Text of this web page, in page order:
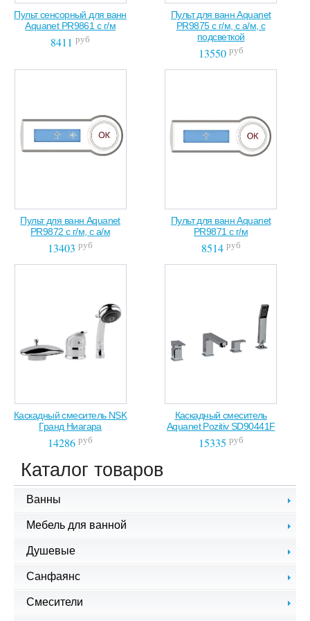
Каталог товаров
Ванны
Чугунные ванны
Стальные ванны
Акриловые ванны
Ванны из литого мрамора
Мебель для ванной
Зеркала для ванной
Тумбы с раковиной
Подвесная мебель
Душевые
Душевые кабины, уголки
Душевые шторки
Санфаянс
Смесители
Пульт сенсорный для ванн
Aquanet PR9861 с г/м
8411 руб
Пульт для ванн Aquanet
PR9875 с г/м, с а/м, с
подсветкой
13550 руб
Пульт для ванн Aquanet
PR9872 с г/м, с а/м
13403 руб
Пульт для ванн Aquanet
PR9871 с г/м
8514 руб
Каскадный смеситель NSK
Гранд Ниагара
14286 руб
Каскадный смеситель
Aquanet Pozitiv SD90441F
15335 руб